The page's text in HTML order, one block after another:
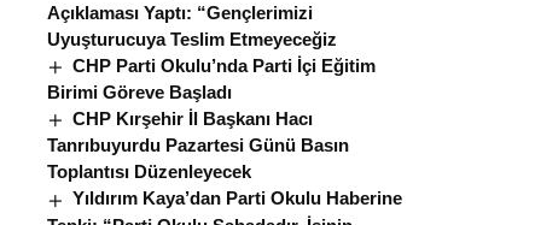
Açıklaması Yaptı: “Gençlerimizi
Uyuşturucuya Teslim Etmeyeceğiz
CHP Parti Okulu’nda Parti İçi Eğitim
Birimi Göreve Başladı
CHP Kırşehir İl Başkanı Hacı
Tanrıbuyurdu Pazartesi Günü Basın
Toplantısı Düzenleyecek
Yıldırım Kaya’dan Parti Okulu Haberine